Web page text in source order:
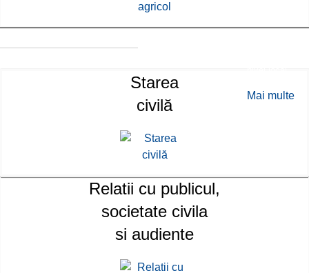
ca
Mai multe
Starea
civilă
Relatii cu publicul,
societate civila
si audiente